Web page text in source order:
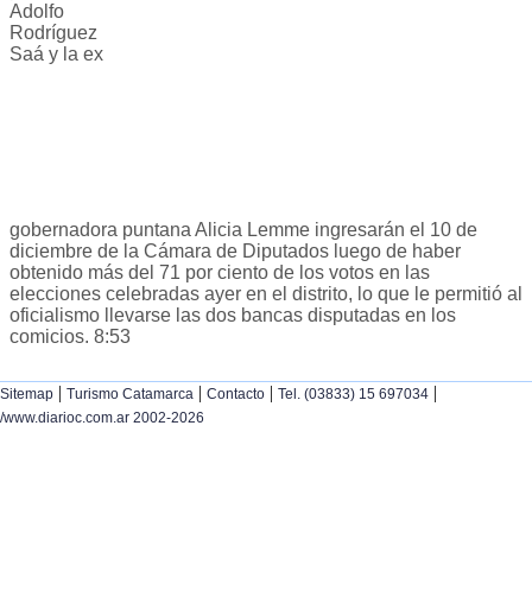
Adolfo
Rodríguez
Saá y la ex
gobernadora puntana Alicia Lemme ingresarán el 10 de
diciembre de la Cámara de Diputados luego de haber
obtenido más del 71 por ciento de los votos en las
elecciones celebradas ayer en el distrito, lo que le permitió al
oficialismo llevarse las dos bancas disputadas en los
comicios. 8:53
Sitemap | Turismo Catamarca | Contacto | Tel. (03833) 15 697034 |
/www.diarioc.com.ar 2002-2026